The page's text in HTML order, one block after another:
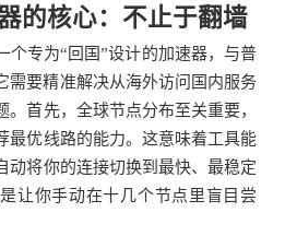
的核心：不止于翻墙
个专为“回国”设计的加速器，与普
需要精准解决从海外访问国内服务
。首先，全球节点分布至关重要，
最优线路的能力。这意味着工具能
动将你的连接切换到最快、最稳定
让你手动在十几个节点里盲目尝